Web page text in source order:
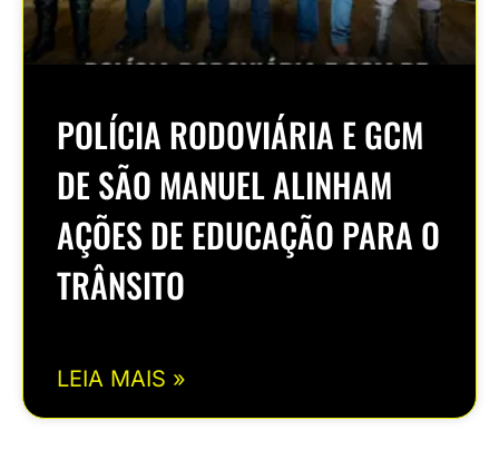
POLÍCIA RODOVIÁRIA E GCM
DE SÃO MANUEL ALINHAM
AÇÕES DE EDUCAÇÃO PARA O
TRÂNSITO
LEIA MAIS »